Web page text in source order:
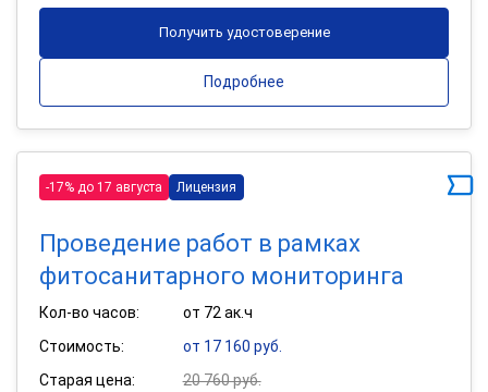
Получить удостоверение
Подробнее
-17% до 17 августа Лицензия
Проведение работ в рамках
фитосанитарного мониторинга
Кол-во часов:
от 72 ак.ч
Стоимость:
от 17 160 руб.
Старая цена:
20 760 руб.